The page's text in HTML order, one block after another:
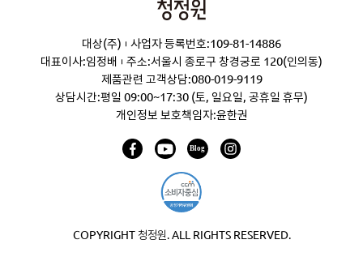
청
원
대상(주)
사업자 등록번호:109-81-14886
대표이사:임정배
주소:서울시 종로구 창경궁로 120(인의동)
제품관련 고객상담:080-019-9119
상담시간:평일 09:00~17:30 (토, 일요일, 공휴일 휴무)
개인정보 보호책임자:윤한권
COPYRIGHT 청정원. ALL RIGHTS RESERVED.